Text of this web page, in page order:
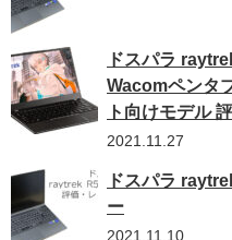
ドスパラ
Wacomペンタ
ト向けモデル
2021.11.27
ドスパラ
ー
2021.11.10